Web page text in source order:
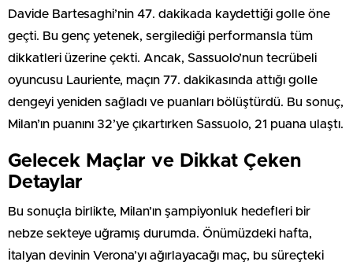
Davide Bartesaghi’nin 47. dakikada kaydettiği golle öne
geçti. Bu genç yetenek, sergilediği performansla tüm
dikkatleri üzerine çekti. Ancak, Sassuolo’nun tecrübeli
oyuncusu Lauriente, maçın 77. dakikasında attığı golle
dengeyi yeniden sağladı ve puanları bölüştürdü. Bu sonuç,
Milan’ın puanını 32’ye çıkartırken Sassuolo, 21 puana ulaştı.
Gelecek Maçlar ve Dikkat Çeken
Detaylar
Bu sonuçla birlikte, Milan’ın şampiyonluk hedefleri bir
nebze sekteye uğramış durumda. Önümüzdeki hafta,
İtalyan devinin Verona’yı ağırlayacağı maç, bu süreçteki